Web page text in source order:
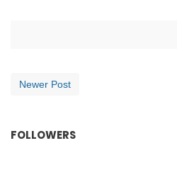
Newer Post
FOLLOWERS